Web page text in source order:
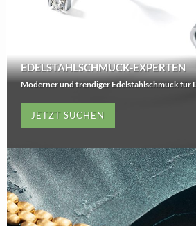
EDELSTAHLSCHMUCK-EXPERTEN
Moderner und trendiger Edelstahlschmuck für
JETZT SUCHEN